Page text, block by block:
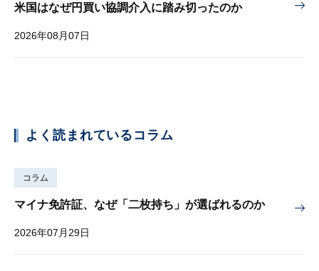
米国はなぜ円買い協調介入に踏み切ったのか
2026年08月07日
よく読まれているコラム
コラム
マイナ免許証、なぜ「二枚持ち」が選ばれるのか
2026年07月29日